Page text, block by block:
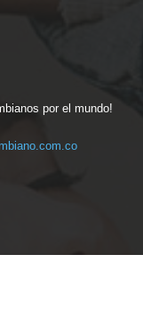
por el mundo!